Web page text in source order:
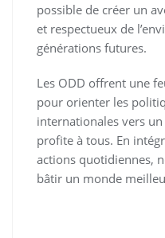
possible de créer un
et respectueux de
générations futures.
Les ODD offrent une
pour orienter les
internationales vers
profite à tous. En
actions quotidiennes,
bâtir un monde